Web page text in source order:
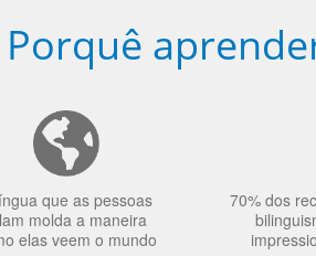
Porquê
que as pessoas
molda a maneira
elas veem o mundo
70% dos